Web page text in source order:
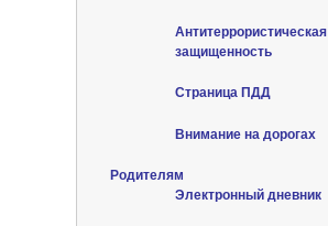
Антитеррористическая
защищенность
Страница ПДД
Внимание на дорогах
Родителям
Электронный дневник